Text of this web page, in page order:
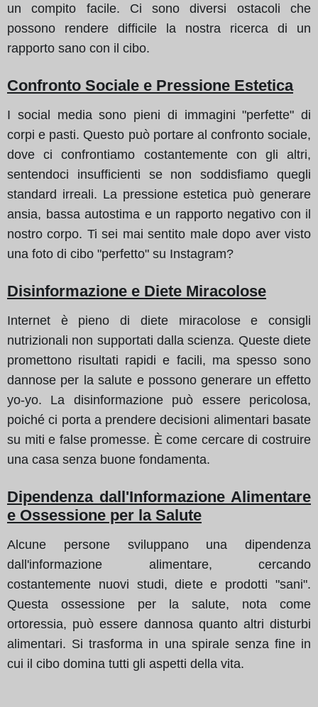
un compito facile. Ci sono diversi ostacoli che
possono rendere difficile la nostra ricerca di un
rapporto sano con il cibo.
Confronto Sociale e Pressione Estetica
I social media sono pieni di immagini "perfette" di
corpi e pasti. Questo può portare al confronto sociale,
dove ci confrontiamo costantemente con gli altri,
sentendoci insufficienti se non soddisfiamo quegli
standard irreali. La pressione estetica può generare
ansia, bassa autostima e un rapporto negativo con il
nostro corpo. Ti sei mai sentito male dopo aver visto
una foto di cibo "perfetto" su Instagram?
Disinformazione e Diete Miracolose
Internet è pieno di diete miracolose e consigli
nutrizionali non supportati dalla scienza. Queste diete
promettono risultati rapidi e facili, ma spesso sono
dannose per la salute e possono generare un effetto
yo-yo. La disinformazione può essere pericolosa,
poiché ci porta a prendere decisioni alimentari basate
su miti e false promesse. È come cercare di costruire
una casa senza buone fondamenta.
Dipendenza dall'Informazione Alimentare
e Ossessione per la Salute
Alcune persone sviluppano una dipendenza
dall'informazione alimentare, cercando
costantemente nuovi studi, diete e prodotti "sani".
Questa ossessione per la salute, nota come
ortoressia, può essere dannosa quanto altri disturbi
alimentari. Si trasforma in una spirale senza fine in
cui il cibo domina tutti gli aspetti della vita.